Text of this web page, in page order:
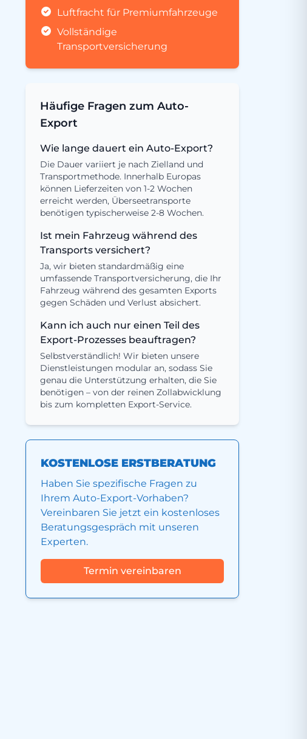
Luftfracht für Premiumfahrzeuge
Vollständige
Transportversicherung
Häufige Fragen zum Auto-
Export
Wie lange dauert ein Auto-Export?
Die Dauer variiert je nach Zielland und
Transportmethode. Innerhalb Europas
können Lieferzeiten von 1-2 Wochen
erreicht werden, Überseetransporte
benötigen typischerweise 2-8 Wochen.
Ist mein Fahrzeug während des
Transports versichert?
Ja, wir bieten standardmäßig eine
umfassende Transportversicherung, die Ihr
Fahrzeug während des gesamten Exports
gegen Schäden und Verlust absichert.
Kann ich auch nur einen Teil des
Export-Prozesses beauftragen?
Selbstverständlich! Wir bieten unsere
Dienstleistungen modular an, sodass Sie
genau die Unterstützung erhalten, die Sie
benötigen – von der reinen Zollabwicklung
bis zum kompletten Export-Service.
KOSTENLOSE ERSTBERATUNG
Haben Sie spezifische Fragen zu
Ihrem Auto-Export-Vorhaben?
Vereinbaren Sie jetzt ein kostenloses
Beratungsgespräch mit unseren
Experten.
Termin vereinbaren